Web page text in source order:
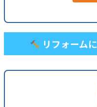
リフォーム